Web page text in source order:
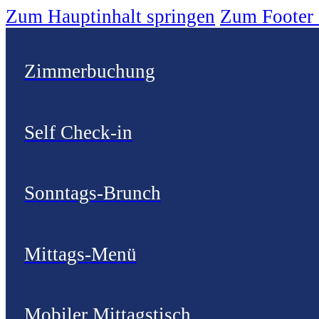
Zum Hauptinhalt springen Zum Footer
Zimmerbuchung
Self Check-in
Sonntags-Brunch
Mittags-Menü
Mobiler Mittagstisch